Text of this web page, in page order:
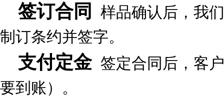
签订合同
样品确认后，我
制订条约并签字。
支付定金 签定合同后，客
要到账）。